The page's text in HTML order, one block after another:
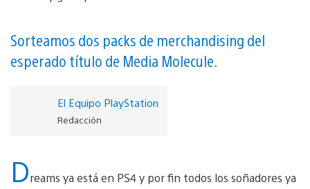
Sorteamos dos packs de merchandising del
esperado título de Media Molecule.
El Equipo PlayStation
Redacción
Dreams ya está en PS4 y por fin todos los soñadores ya